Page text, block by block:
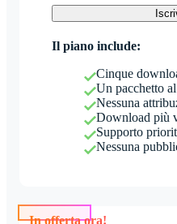
Il piano include:
Cinque
Un pacchetto
Nessuna
Download più
Supporto
Nessuna